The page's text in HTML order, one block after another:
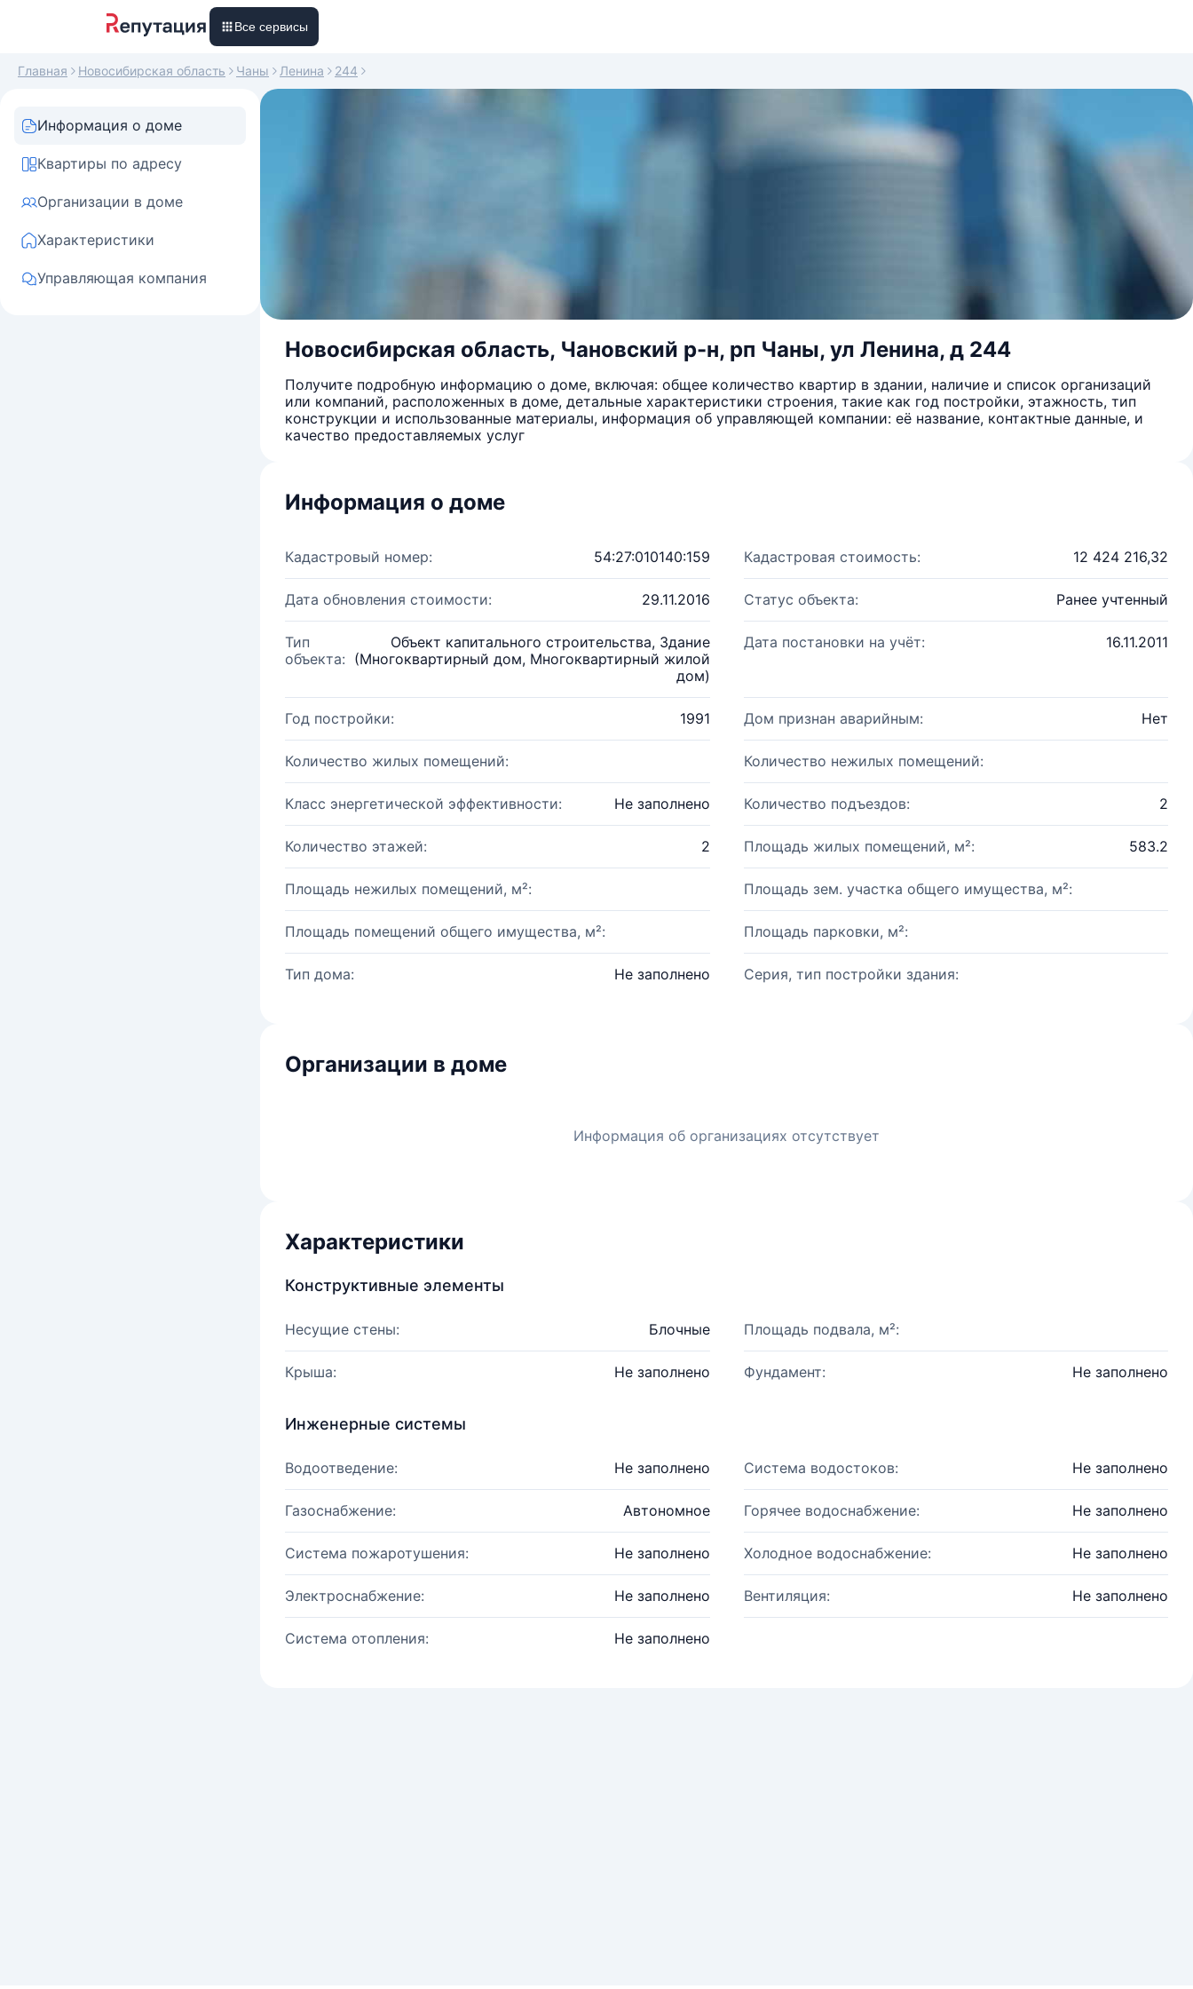
Все сервисы
Главная Новосибирская область Чаны Ленина 244
Информация о доме
Квартиры по адресу
Организации в доме
Характеристики
Управляющая компания
Новосибирская область, Чановский р-н, рп Чаны, ул Ленина, д 244
Получите подробную информацию о доме, включая: общее количество квартир в здании, наличие и список организаций
или компаний, расположенных в доме, детальные характеристики строения, такие как год постройки, этажность, тип
конструкции и использованные материалы, информация об управляющей компании: её название, контактные данные, и
качество предоставляемых услуг
Информация о доме
Кадастровый номер: 54:27:010140:159 Кадастровая стоимость: 12 424 216,32
Дата обновления стоимости: 29.11.2016 Статус объекта: Ранее учтенный
Тип
объекта:
Объект капитального строительства, Здание
(Многоквартирный дом, Многоквартирный жилой
дом)
Дата постановки на учёт: 16.11.2011
Год постройки: 1991 Дом признан аварийным: Нет
Количество жилых помещений: Количество нежилых помещений:
Класс энергетической эффективности: Не заполнено Количество подъездов: 2
Количество этажей: 2 Площадь жилых помещений, м²: 583.2
Площадь нежилых помещений, м²: Площадь зем. участка общего имущества, м²:
Площадь помещений общего имущества, м²: Площадь парковки, м²:
Тип дома: Не заполнено Серия, тип постройки здания:
Организации в доме
Информация об организациях отсутствует
Характеристики
Конструктивные элементы
Несущие стены: Блочные Площадь подвала, м²:
Крыша: Не заполнено Фундамент: Не заполнено
Инженерные системы
Водоотведение: Не заполнено Система водостоков: Не заполнено
Газоснабжение: Автономное Горячее водоснабжение: Не заполнено
Система пожаротушения: Не заполнено Холодное водоснабжение: Не заполнено
Электроснабжение: Не заполнено Вентиляция: Не заполнено
Система отопления: Не заполнено